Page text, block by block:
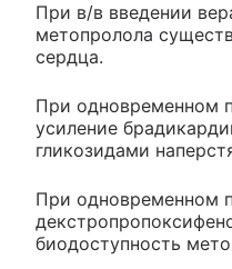
При в/в введении
метопролола
сердца.
При одновременном
усиление
гликозидами
При одновременном
биодоступность